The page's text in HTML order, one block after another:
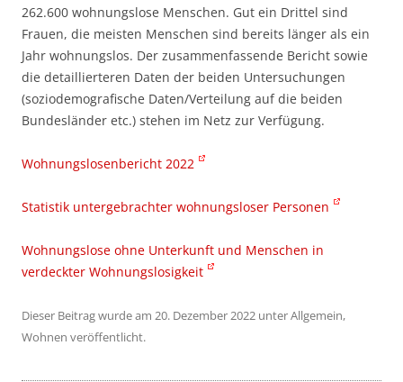
262.600 wohnungslose Menschen. Gut ein Drittel sind
Frauen, die meisten Menschen sind bereits länger als ein
Jahr wohnungslos. Der zusammenfassende Bericht sowie
die detaillierteren Daten der beiden Untersuchungen
(soziodemografische Daten/Verteilung auf die beiden
Bundesländer etc.) stehen im Netz zur Verfügung.
Wohnungslosenbericht 2022
Statistik untergebrachter wohnungsloser Personen
Wohnungslose ohne Unterkunft und Menschen in
verdeckter Wohnungslosigkeit
Dieser Beitrag wurde am 20. Dezember 2022 unterAllgemein,
Wohnen veröffentlicht.